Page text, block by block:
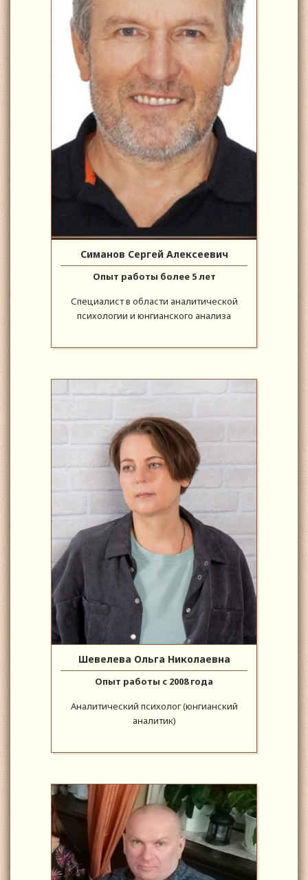
Симанов Сергей Алексеевич
Опыт работы более 5 лет
Специалист в области аналитической
психологии и юнгианского анализа
Шевелева Ольга Николаевна
Опыт работы с 2008 года
Аналитический психолог (юнгианский
аналитик)